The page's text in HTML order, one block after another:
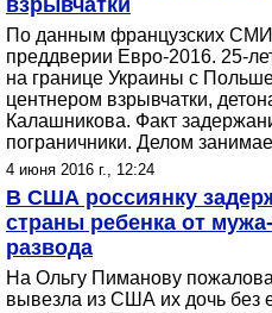
взрывчатки
По данным французских
преддверии Евро-2016. 25-
на границе Украины с
центнером взрывчатки,
Калашникова. Факт
пограничники. Делом
4 июня 2016 г., 12:24
В США россиянку
страны ребенка от
развода
На Ольгу Пиманову
вывезла из США их дочь без